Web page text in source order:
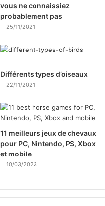
vous ne connaissiez
probablement pas
25/11/2021
Différents types d’oiseaux
22/11/2021
11 meilleurs jeux de chevaux
pour PC, Nintendo, PS, Xbox
et mobile
10/03/2023